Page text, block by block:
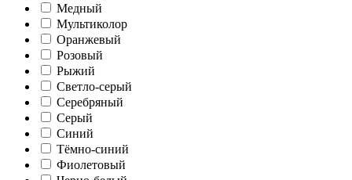
Медный
Мультиколор
Оранжевый
Розовый
Рыжий
Светло-серый
Серебряный
Серый
Синий
Тёмно-синий
Фиолетовый